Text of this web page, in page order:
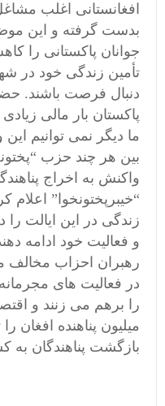
افغانستانی اغلب
بدست گرفته و این
جوانان پاکستانی را
تأمین زندگی خود در
دنبال فرصت باشند.
پاکستان بار مالی
ما دیگر نمی توانیم
بین هر چند حزب
واکنش به اخراج
“خیبرپختونخوا” اعلام
زندگی در این ایالت را
و فعالیت خود ادامه
رهبران احزاب مخالف
در فعالیت های
را برهم می زنند و
میلیون پناهنده افغان
بازگشت پناهندگان